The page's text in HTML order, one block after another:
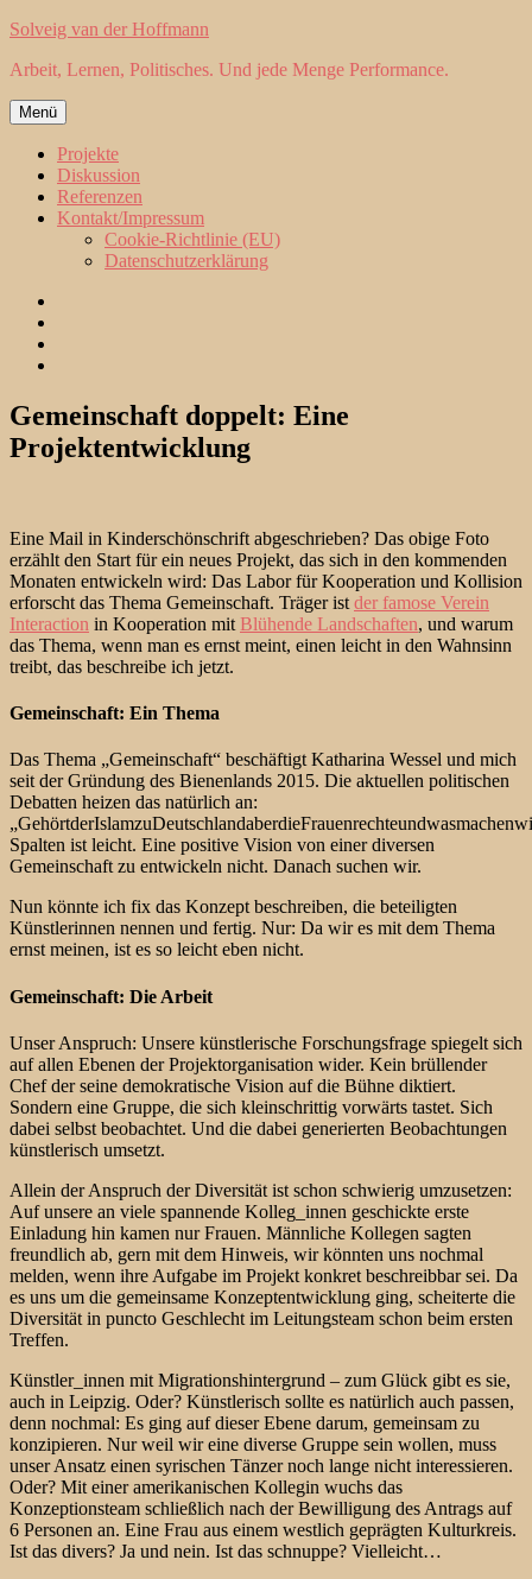
Zum
springen
Solveig van der Hoffmann
Arbeit, Lernen, Politisches. Und jede Menge Performance.
Menü
Projekte
Diskussion
Referenzen
Kontakt/Impressum
Cookie-Richtlinie (EU)
Datenschutzerklärung
Gemeinschaft doppelt: Eine
Projektentwicklung
Eine Mail in Kinderschönschrift abgeschrieben? Das obige Foto
erzählt den Start für ein neues Projekt, das sich in den kommenden
Monaten entwickeln wird: Das Labor für Kooperation und Kollision
erforscht das Thema Gemeinschaft. Träger ist der famose Verein
Interaction in Kooperation mit Blühende Landschaften, und warum
das Thema, wenn man es ernst meint, einen leicht in den Wahnsinn
treibt, das beschreibe ich jetzt.
Gemeinschaft: Ein Thema
Das Thema „Gemeinschaft“ beschäftigt Katharina Wessel und mich
seit der Gründung des Bienenlands 2015. Die aktuellen politischen
Debatten heizen das natürlich an:
Spalten ist leicht. Eine positive Vision von einer diversen
Gemeinschaft zu entwickeln nicht. Danach suchen wir.
Nun könnte ich fix das Konzept beschreiben, die beteiligten
Künstlerinnen nennen und fertig. Nur: Da wir es mit dem Thema
ernst meinen, ist es so leicht eben nicht.
Gemeinschaft: Die Arbeit
Unser Anspruch: Unsere künstlerische Forschungsfrage spiegelt sich
auf allen Ebenen der Projektorganisation wider. Kein brüllender
Chef der seine demokratische Vision auf die Bühne diktiert.
Sondern eine Gruppe, die sich kleinschrittig vorwärts tastet. Sich
dabei selbst beobachtet. Und die dabei generierten Beobachtungen
künstlerisch umsetzt.
Allein der Anspruch der Diversität ist schon schwierig umzusetzen:
Auf unsere an viele spannende Kolleg_innen geschickte erste
Einladung hin kamen nur Frauen. Männliche Kollegen sagten
freundlich ab, gern mit dem Hinweis, wir könnten uns nochmal
melden, wenn ihre Aufgabe im Projekt konkret beschreibbar sei. Da
es uns um die gemeinsame Konzeptentwicklung ging, scheiterte die
Diversität in puncto Geschlecht im Leitungsteam schon beim ersten
Treffen.
Künstler_innen mit Migrationshintergrund – zum Glück gibt es sie,
auch in Leipzig. Oder? Künstlerisch sollte es natürlich auch passen,
denn nochmal: Es ging auf dieser Ebene darum, gemeinsam zu
konzipieren. Nur weil wir eine diverse Gruppe sein wollen, muss
unser Ansatz einen syrischen Tänzer noch lange nicht interessieren.
Oder? Mit einer amerikanischen Kollegin wuchs das
Konzeptionsteam schließlich nach der Bewilligung des Antrags auf
6 Personen an. Eine Frau aus einem westlich geprägten Kulturkreis.
Ist das divers? Ja und nein. Ist das schnuppe? Vielleicht…